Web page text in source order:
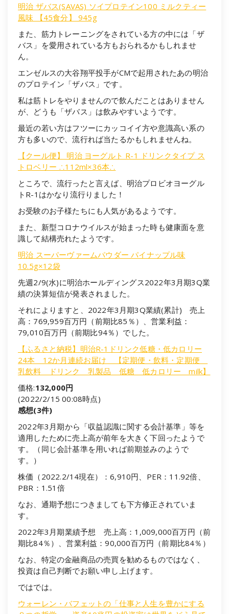
明治 ザバス(SAVAS) ソイプロテイン100 ミルクティー
風味 【45食分】 945g
また、筋力トレーニングをされている方の中には「ザ
バス」を愛用されている方もおられるかもしれませ
ん。
エンゼルスの大谷翔平投手がCMで起用されたあの明治
のプロテイン「ザバス」です。
私は筋トレをやりませんので飲んだことはありません
が、どうも「ザバス」は飲みやすいようです。
最近の若い方はフツーにカッコイイ方や意識高い系の
方も多いので、流行れば当たるかもしれませんね。
【クール便】 明治 ヨーグルト R-1 ドリンクタイプ ス
トロベリー ∴112ml×36本∴
ところで、流行ったと言えば、明治プロビオヨーグル
トR-1はかなり流行りました！
お受験のお子様たちにも人気があるようです。
また、新型コロナウイルスが始まった時も健康面を意
識して結構売れたようです。
明治 スーパーヴァームパウダー パイナップル味
10.5g×12袋
先週2/9(水)に明治ホールディングス2022年3月期3Q業
績の決算短信が発表されました。
それによりますと、2022年3月期3Q業績(累計) 売上
高：769,959百万円（前期比85％）、営業利益：
79,010百万円（前期比94％）でした。
【ふるさと納税】明治R-1ドリンク低糖・低カロリー
24本 12か月連続お届け 【定期便・飲料・定期便
乳飲料 ドリンク 乳製品 低糖 低カロリー milk】
価格:132,000円
(2022/2/15 00:08時点)
感想(3件)
2022年3月期から「収益認識に関する会計基準」等を
適用したために売上高が前年を大きく下回ったようで
す。（同じ会計基準を用いれば前期並みのようで
す。）
株価（2022.2/14現在）：6,910円、PER：11.92倍、
PBR：1.51倍
なお、通期予想につきましても下方修正されていま
す。
2022年3月期業績予想 売上高：1,009,000百万円（前
期比84％）、営業利益：90,000百万円（前期比84％）
なお、特定の金融商品の売買を勧めるものではなく、
投資は自己判断でお願い申し上げます。
ではでは。
ウォーレン・バフェットの「仕事と人生を豊かにする